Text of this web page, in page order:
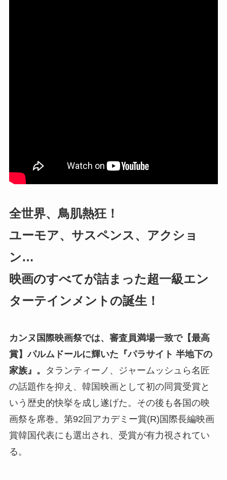
全世界、鳥肌熱狂！
ユーモア、サスペンス、アクショ
ン…
映画のすべてが詰まった超一級エン
ターテインメントの誕生！
カンヌ国際映画祭では、審査員満場一致で【最高
賞】パルムドールに輝いた『パラサイト 半地下の
家族』。
タランティーノ、ジャームッシュら名匠
の話題作を抑え、韓国映画として初の同賞受賞と
いう歴史的快挙を成し遂げた。その後も各国の映
画祭を席巻。第92回アカデミー賞(R)国際長編映画
賞韓国代表にも選出され、受賞が有力視されてい
る。